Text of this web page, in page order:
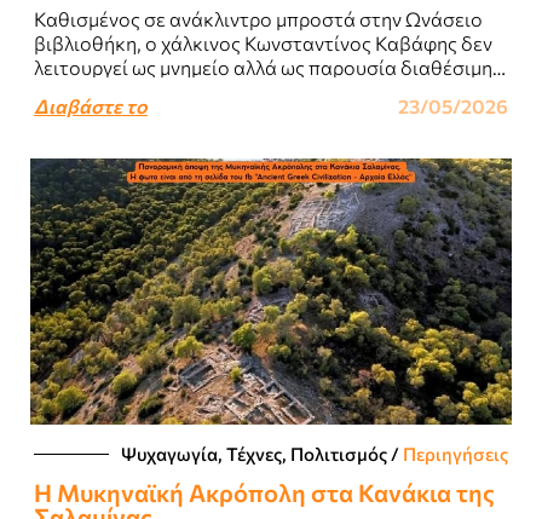
Καθισμένος σε ανάκλιντρο μπροστά στην Ωνάσειο
βιβλιοθήκη, ο χάλκινος Κωνσταντίνος Καβάφης δεν
λειτουργεί ως μνημείο αλλά ως παρουσία διαθέσιμη
του..
Διαβάστε το 23/05/2026
Ψυχαγωγία, Τέχνες, Πολιτισμός / Περιηγήσεις
Η Μυκηναϊκή Ακρόπολη στα Κανάκια της